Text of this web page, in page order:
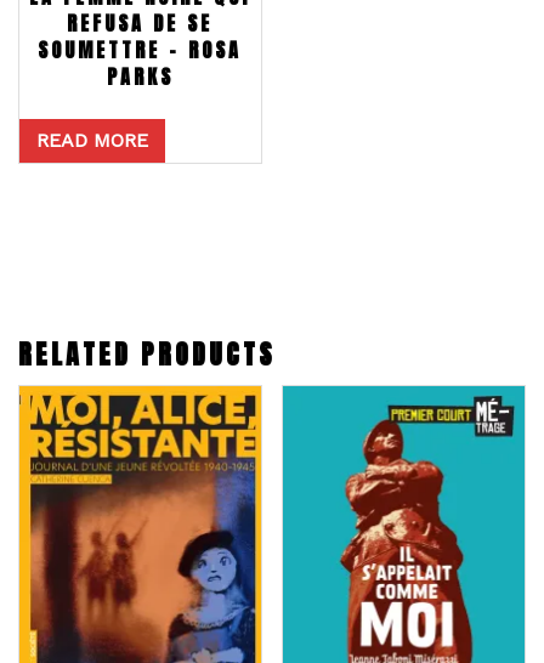
REFUSA DE SE
SOUMETTRE – ROSA
PARKS
READ MORE
RELATED PRODUCTS